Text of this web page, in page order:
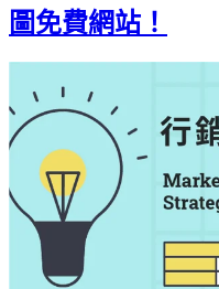
圖免費網站！